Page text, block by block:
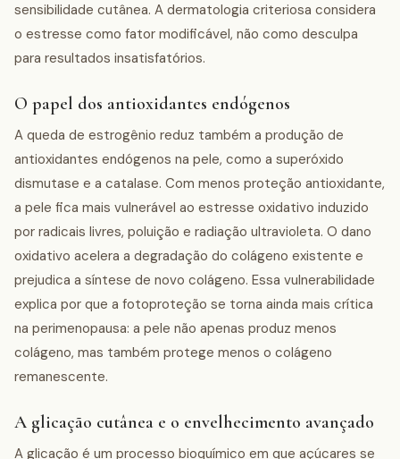
sensibilidade cutânea. A dermatologia criteriosa considera
o estresse como fator modificável, não como desculpa
para resultados insatisfatórios.
O papel dos antioxidantes endógenos
A queda de estrogênio reduz também a produção de
antioxidantes endógenos na pele, como a superóxido
dismutase e a catalase. Com menos proteção antioxidante,
a pele fica mais vulnerável ao estresse oxidativo induzido
por radicais livres, poluição e radiação ultravioleta. O dano
oxidativo acelera a degradação do colágeno existente e
prejudica a síntese de novo colágeno. Essa vulnerabilidade
explica por que a fotoproteção se torna ainda mais crítica
na perimenopausa: a pele não apenas produz menos
colágeno, mas também protege menos o colágeno
remanescente.
A glicação cutânea e o envelhecimento avançado
A glicação é um processo bioquímico em que açúcares se